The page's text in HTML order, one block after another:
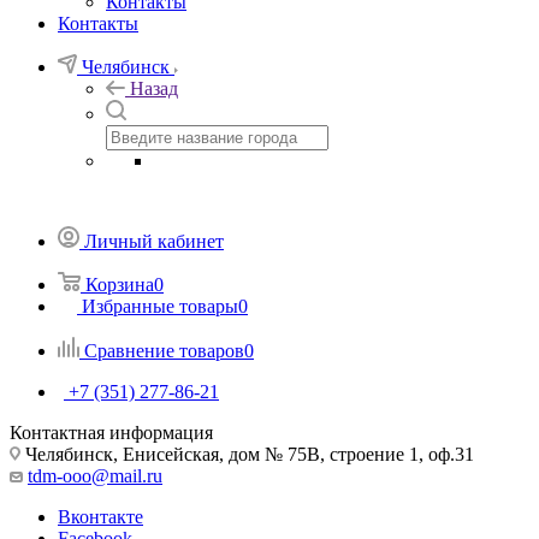
Контакты
Челябинск
Назад
Личный кабинет
Корзина0
Избранные товары0
Сравнение товаров0
+7 (351) 277-86-21
Контактная информация
Челябинск, Енисейская, дом № 75В, строение 1, оф.31
tdm-ooo@mail.ru
Вконтакте